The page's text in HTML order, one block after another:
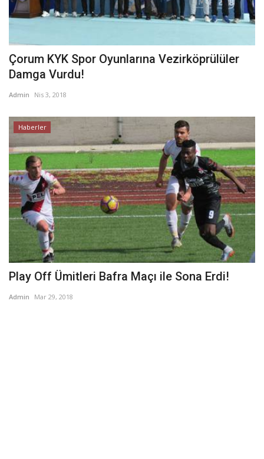
Çorum KYK Spor Oyunlarına Vezirköprülüler
Damga Vurdu!
Admin Nis 3, 2018
Haberler
Play Off Ümitleri Bafra Maçı ile Sona Erdi!
Admin Mar 29, 2018